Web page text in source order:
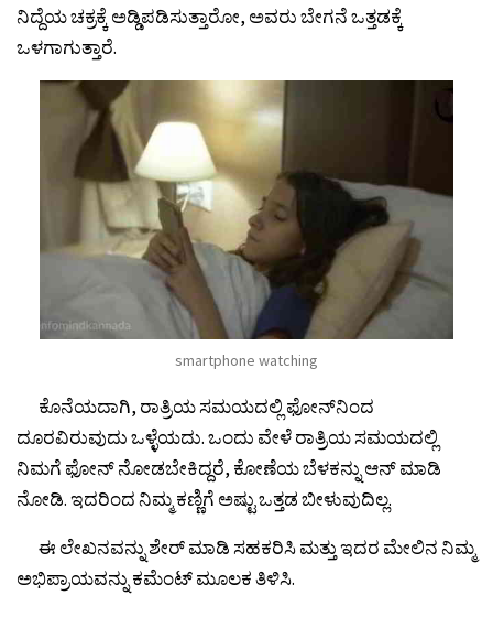
ನಿದ್ದೆಯ ಚಕ್ರಕ್ಕೆ ಅಡ್ಡಿಪಡಿಸುತ್ತಾರೋ, ಅವರು ಬೇಗನೆ ಒತ್ತಡಕ್ಕೆ
ಒಳಗಾಗುತ್ತಾರೆ.
smartphone watching
ಕೊನೆಯದಾಗಿ, ರಾತ್ರಿಯ ಸಮಯದಲ್ಲಿ ಫೋನ್‍ನಿಂದ
ದೂರವಿರುವುದು ಒಳ್ಳೆಯದು. ಒಂದು ವೇಳೆ ರಾತ್ರಿಯ ಸಮಯದಲ್ಲಿ
ನಿಮಗೆ ಫೋನ್ ನೋಡಬೇಕಿದ್ದರೆ, ಕೋಣೆಯ ಬೆಳಕನ್ನು ಆನ್ ಮಾಡಿ
ನೋಡಿ. ಇದರಿಂದ ನಿಮ್ಮ ಕಣ್ಣಿಗೆ ಅಷ್ಟು ಒತ್ತಡ ಬೀಳುವುದಿಲ್ಲ.
ಈ ಲೇಖನವನ್ನು ಶೇರ್ ಮಾಡಿ ಸಹಕರಿಸಿ ಮತ್ತು ಇದರ ಮೇಲಿನ ನಿಮ್ಮ
ಅಭಿಪ್ರಾಯವನ್ನು ಕಮೆಂಟ್ ಮೂಲಕ ತಿಳಿಸಿ.